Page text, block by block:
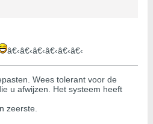
â€‹â€‹â€‹â€‹â€‹â€‹
Wees tolerant voor de
u afwijzen. Het systeem heeft
zeerste.